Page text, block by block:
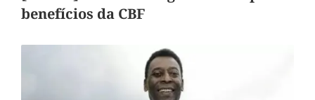
benefícios da CBF